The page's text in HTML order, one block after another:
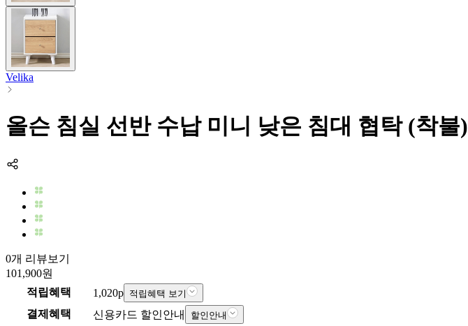
Velika
올슨 침실 선반 수납 미니 낮은 침대 협탁 (착불)
0개 리뷰보기
101,900원
적립혜택
1,020p 적립혜택 보기
결제혜택 신용카드 할인안내 할인안내